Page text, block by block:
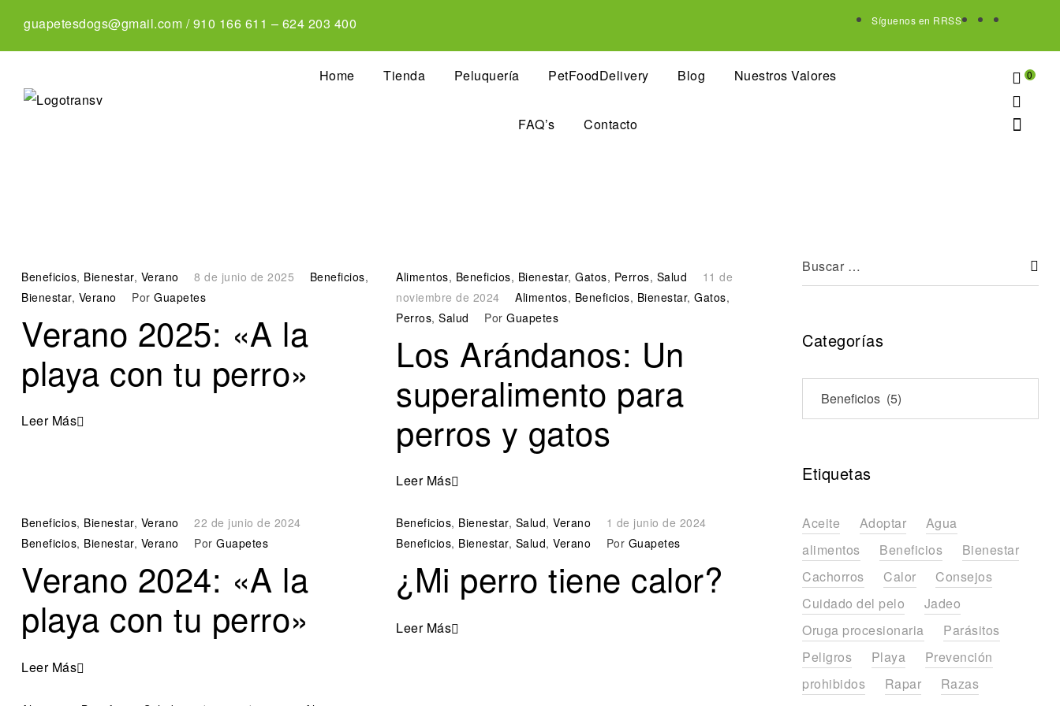
guapetesdogs@gmail.com /910 166 611 – 624 203 400 Síguenos en RRSS
Home Tienda Peluquería PetFoodDelivery Blog Nuestros Valores
FAQ’s Contacto
0
Beneficios, Bienestar, Verano 8 de junio de 2025 Beneficios,
Bienestar, Verano Por Guapetes
Verano 2025: «A la
playa con tu perro»
Leer Más
Alimentos, Beneficios, Bienestar, Gatos, Perros, Salud
11 de
noviembre de 2024
Alimentos, Beneficios, Bienestar, Gatos,
Perros, Salud Por Guapetes
Los Arándanos: Un
superalimento para
perros y gatos
Leer Más
Beneficios, Bienestar, Verano
22 de junio de 2024
Beneficios, Bienestar, Verano Por Guapetes
Verano 2024: «A la
playa con tu perro»
Leer Más
Beneficios, Bienestar, Salud, Verano
1 de junio de 2024
Beneficios, Bienestar, Salud, Verano Por Guapetes
¿Mi perro tiene calor?
Leer Más
Categorías
Etiquetas
Aceite Adoptar
Agua
alimentos
Beneficios
Bienestar
Cachorros
Calor
Consejos
Cuidado del pelo
Jadeo
Oruga procesionaria
Parásitos
Peligros
Playa
Prevención
prohibidos
Rapar
Razas